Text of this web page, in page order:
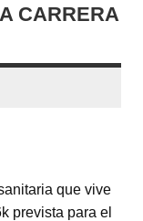
CARRERA
que vive
prevista para el